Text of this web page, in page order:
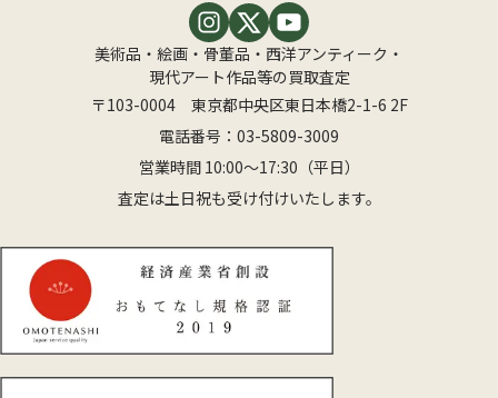
美術品・絵画・骨董品・西洋アンティーク・
現代アート作品等の買取査定
〒103-0004 東京都中央区東日本橋2-1-6 2F
電話番号： 03-5809-3009
営業時間 10:00〜17:30（平日）
査定は土日祝も受け付けいたします。